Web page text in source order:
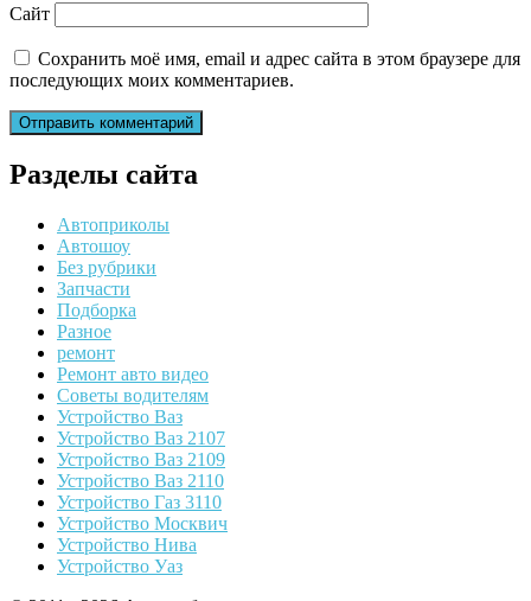
Сайт
Сохранить моё имя, email и адрес сайта в этом браузере для
последующих моих комментариев.
Разделы сайта
Автоприколы
Автошоу
Без рубрики
Запчасти
Подборка
Разное
ремонт
Ремонт авто видео
Советы водителям
Устройство Ваз
Устройство Ваз 2107
Устройство Ваз 2109
Устройство Ваз 2110
Устройство Газ 3110
Устройство Москвич
Устройство Нива
Устройство Уаз